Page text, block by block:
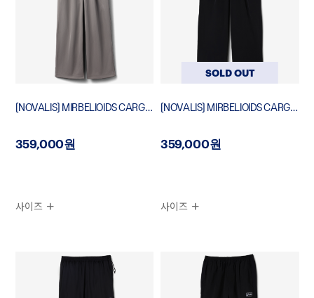
[NOVALIS] MIRBELIOIDS CARGO TROUSERS
359,000원
사이즈
SOLD OUT
[NOVALIS] MIRBELIOIDS CARGO TROUSERS
359,000원
사이즈